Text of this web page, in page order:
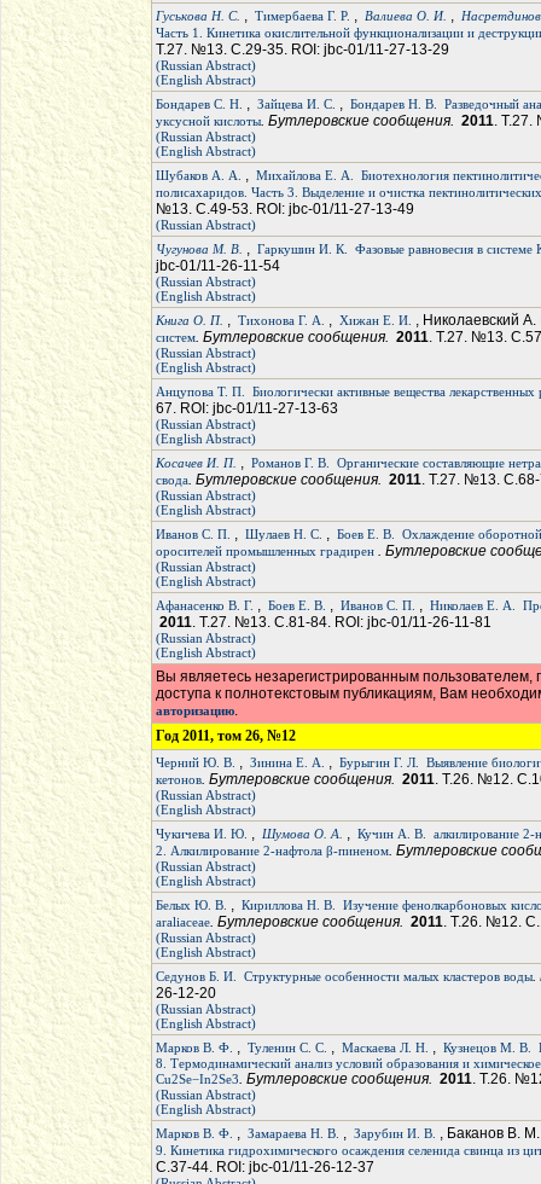
Гуськова Н. С. , Тимербаева Г. Р. , Валиева О. И. ,
Часть 1. Кинетика окислительной функционализации и
Т.27. №13. С.29-35. ROI: jbc-01/11-27-13-29
(Russian Abstract)
(English Abstract)
Бондарев С. Н. , Зайцева И. С. , Бондарев Н. В.
Разведочный
уксусной кислоты. Бутлеровские сообщения. 2011. Т.27.
(Russian Abstract)
(English Abstract)
Шубаков А. А.
, Михайлова Е. А.
Биотехнология
полисахаридов. Часть 3. Выделение и очистка
№13. С.49-53. ROI: jbc-01/11-27-13-49
(Russian Abstract)
Чугунова М. В. , Гаркушин И. К. Фазовые равновесия в системе
jbc-01/11-26-11-54
(Russian Abstract)
(English Abstract)
Книга О. П. , Тихонова Г. А. , Хижан Е. И. , Николаевский
систем. Бутлеровские сообщения. 2011. Т.27. №13.
(Russian Abstract)
(English Abstract)
Анцупова Т. П.
Биологически активные вещества лекарственных
67. ROI: jbc-01/11-27-13-63
(Russian Abstract)
(English Abstract)
Косачев И. П. , Романов Г. В.
Органические составляющие
свода. Бутлеровские сообщения. 2011. Т.27. №13. С.68-
(Russian Abstract)
(English Abstract)
Иванов С. П. , Шулаев Н. С. , Боев Е. В.
Охлаждение
оросителей промышленных градирен . Бутлеровские
(Russian Abstract)
(English Abstract)
Афанасенко В. Г. , Боев Е. В. , Иванов С. П. , Николаев Е. А.
2011. Т.27. №13. С.81-84. ROI: jbc-01/11-26-11-81
(Russian Abstract)
(English Abstract)
Вы являетесь незарегистрированным
доступа к полнотекстовым публикациям, Вам
авторизацию.
Год 2011, том 26, №12
Черний Ю. В. , Зинина Е. А. , Бурыгин Г. Л.
Выявление
кетонов. Бутлеровские сообщения. 2011. Т.26. №12.
(Russian Abstract)
(English Abstract)
Чукичева И. Ю. , Шумова О. А. , Кучин А. В.
алкилирование
2. Алкилирование 2-нафтола β-пиненом. Бутлеровские
(Russian Abstract)
(English Abstract)
Белых Ю. В. , Кириллова Н. В.
Изучение фенолкарбоновых
araliaceae. Бутлеровские сообщения. 2011. Т.26. №12.
(Russian Abstract)
(English Abstract)
Седунов Б. И.
Структурные особенности малых кластеров воды.
26-12-20
(Russian Abstract)
(English Abstract)
Марков В. Ф. , Туленин С. С. , Маскаева Л. Н. , Кузнецов М. В.
8. Термодинамический анализ условий образования и
Cu2Se−In2Se3. Бутлеровские сообщения. 2011. Т.26.
(Russian Abstract)
(English Abstract)
Марков В. Ф. , Замараева Н. В. , Зарубин И. В. , Баканов В.
9. Кинетика гидрохимического осаждения селенида свинца из
С.37-44. ROI: jbc-01/11-26-12-37